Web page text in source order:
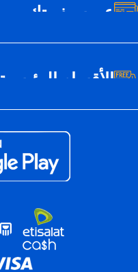
عن سيف تك
الأقسام الرئيسية